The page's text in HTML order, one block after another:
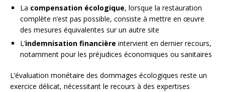
La compensation écologique, lorsque la restauration
complète n’est pas possible, consiste à mettre en œuvre
des mesures équivalentes sur un autre site
L’indemnisation financière intervient en dernier recours,
notamment pour les préjudices économiques ou sanitaires
L’évaluation monétaire des dommages écologiques reste un
exercice délicat, nécessitant le recours à des expertises